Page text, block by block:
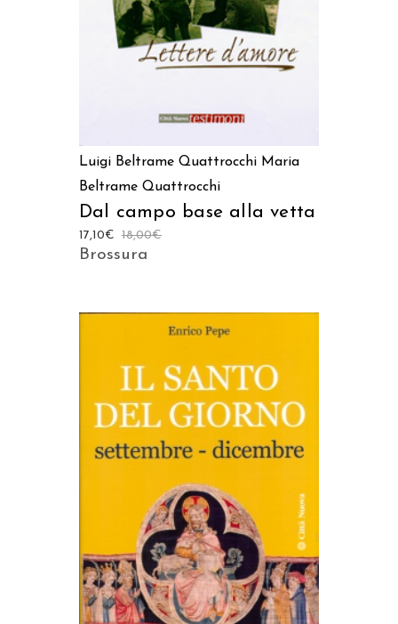
Luigi Beltrame Quattrocchi Maria
Beltrame Quattrocchi
Dal campo base alla vetta
18,00€
17,10€
Brossura
AGGIUNGI AL CARRELLO